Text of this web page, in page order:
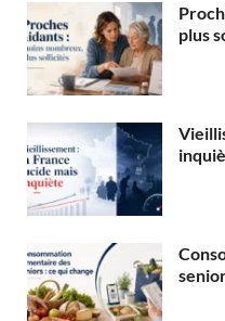
plus